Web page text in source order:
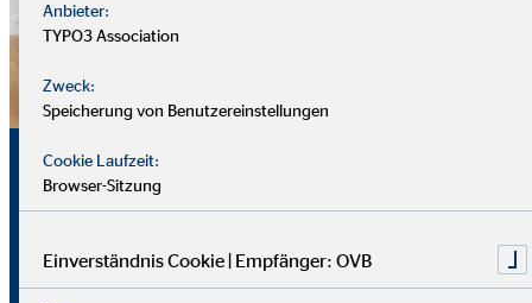
Sicherheit, Chancen und
echte Perspektiven
Für uns zählt nicht dein Lebenslauf, sondern wer du bist und
Anbieter:
TYPO3 Association
Zweck:
Speicherung von Benutzereinstellungen
Cookie Laufzeit:
Browser-Sitzung
Einverständnis Cookie | Empfänger: OVB